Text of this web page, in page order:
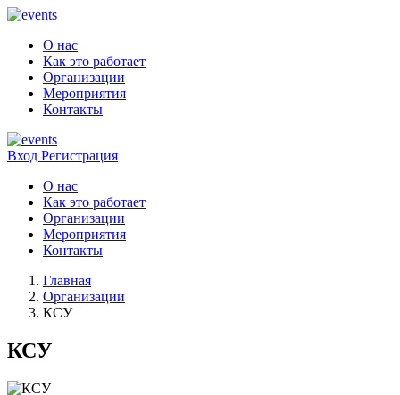
О нас
Как это работает
Организации
Мероприятия
Контакты
Вход Регистрация
О нас
Как это работает
Организации
Мероприятия
Контакты
Главная
Организации
КСУ
КСУ